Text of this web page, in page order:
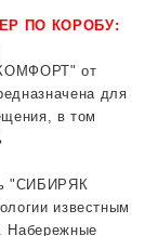
ПО КОРОБУ:
КОМФОРТ"от
для
в том
"СИБИРЯК
известным
Набережные